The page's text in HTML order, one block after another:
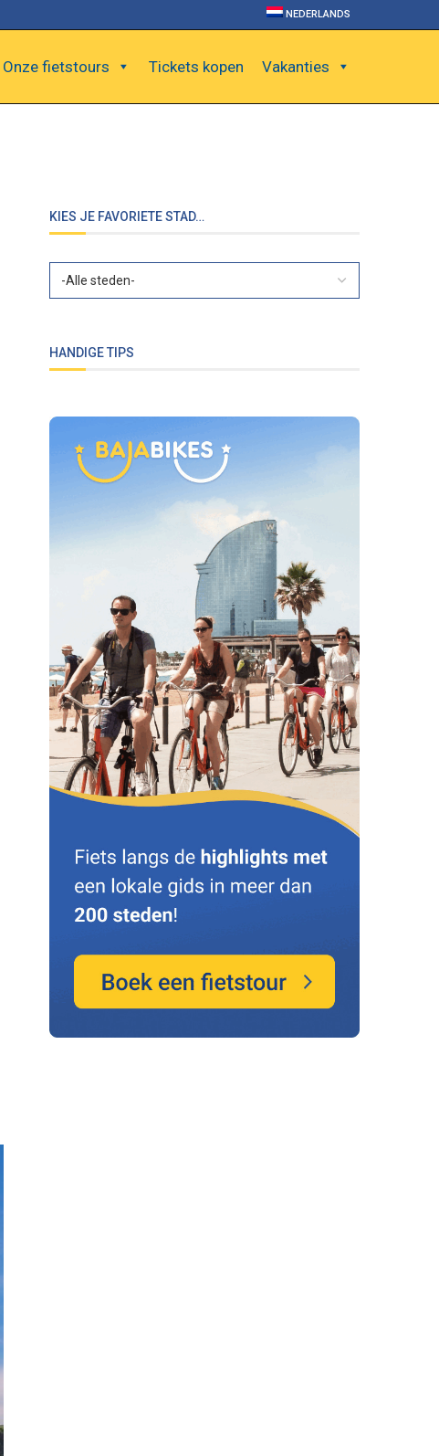
NEDERLANDS
Onze fietstours Tickets kopen Vakanties
KIES JE FAVORIETE STAD…
HANDIGE TIPS